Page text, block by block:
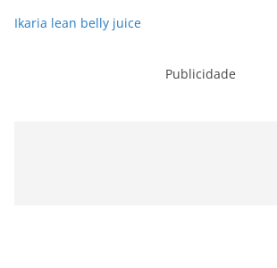
Ikaria lean belly juice
Publicidade